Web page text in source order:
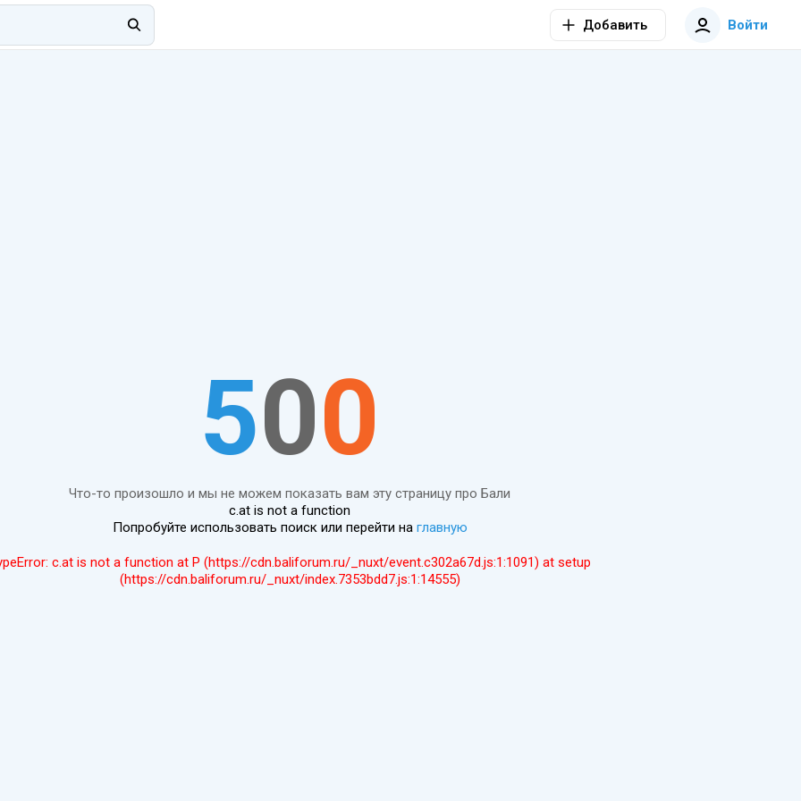
Добавить Войти
500
Что-то произошло и мы не можем показать вам эту страницу про Бали
c.at is not a function
Попробуйте использовать поиск или перейти на главную
c.at is not a function at P (https://cdn.baliforum.ru/_nuxt/event.c302a67d.js:1:1091) at setup
(https://cdn.baliforum.ru/_nuxt/index.7353bdd7.js:1:14555)